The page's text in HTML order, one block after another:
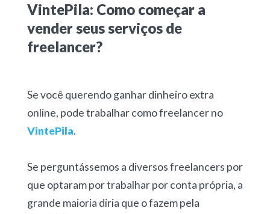
VintePila: Como começar a
vender seus serviços de
freelancer?
Se você querendo ganhar dinheiro extra
online, pode trabalhar como freelancer no
VintePila.
Se perguntássemos a diversos freelancers por
que optaram por trabalhar por conta própria, a
grande maioria diria que o fazem pela